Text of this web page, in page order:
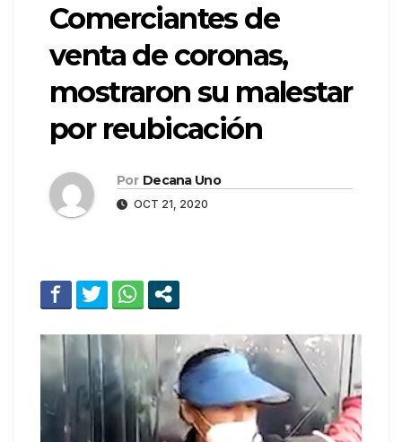
Comerciantes de
venta de coronas,
mostraron su malestar
por reubicación
Por Decana Uno
OCT 21, 2020